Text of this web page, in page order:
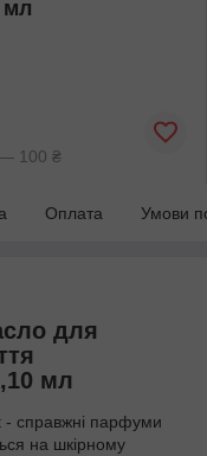
мл
— 100 ₴
Оплата Умови
для
мл
справжні парфуми
на шкірному